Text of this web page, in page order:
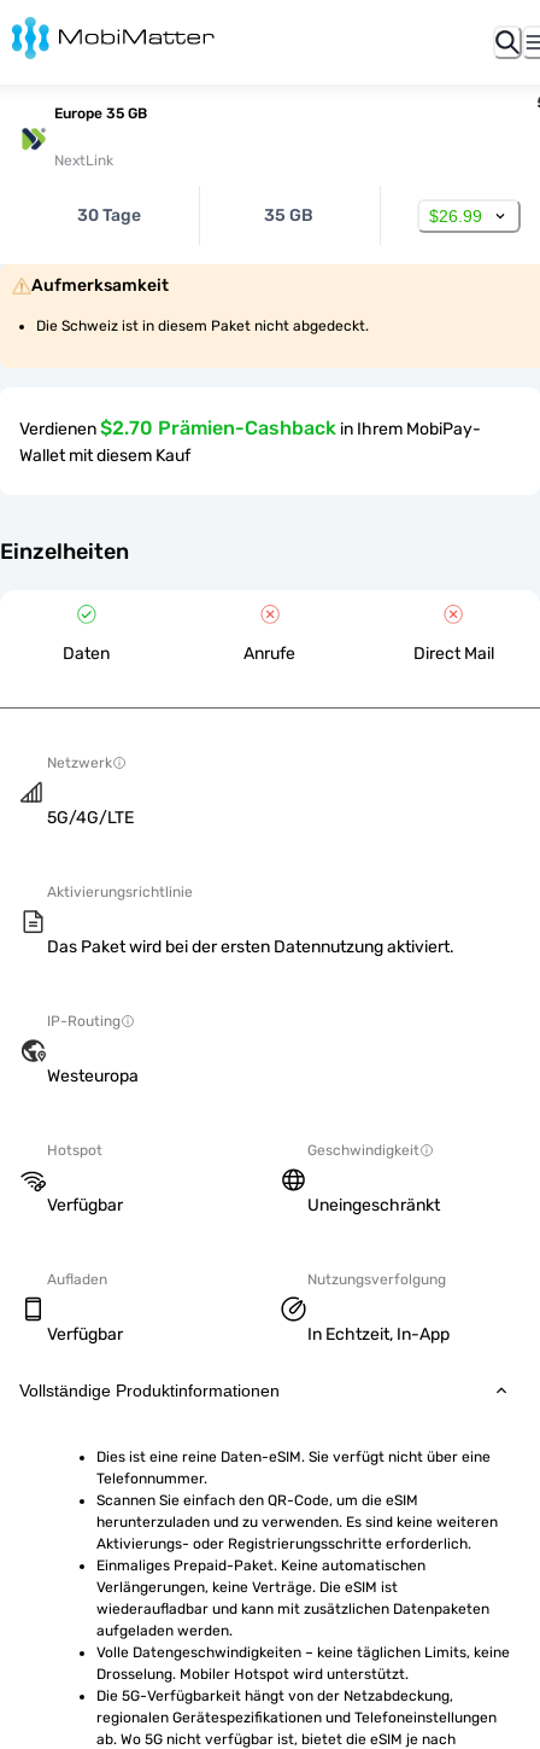
Europe 35 GB
NextLink
30 Tage 35 GB $26.99
Aufmerksamkeit
Die Schweiz ist in diesem Paket nicht abgedeckt.
Verdienen$2.70 Prämien-Cashback in Ihrem MobiPay-
Wallet mit diesem Kauf
Einzelheiten
Daten Anrufe Direct Mail
Netzwerk
5G/4G/LTE
Aktivierungsrichtlinie
Das Paket wird bei der ersten Datennutzung aktiviert.
IP-Routing
Westeuropa
Hotspot
Verfügbar
Geschwindigkeit
Uneingeschränkt
Aufladen
Verfügbar
Nutzungsverfolgung
In Echtzeit, In-App
Vollständige Produktinformationen
Dies ist eine reine Daten-eSIM. Sie verfügt nicht über eine
Telefonnummer.
Scannen Sie einfach den QR-Code, um die eSIM
herunterzuladen und zu verwenden. Es sind keine weiteren
Aktivierungs- oder Registrierungsschritte erforderlich.
Einmaliges Prepaid-Paket. Keine automatischen
Verlängerungen, keine Verträge. Die eSIM ist
wiederaufladbar und kann mit zusätzlichen Datenpaketen
aufgeladen werden.
Volle Datengeschwindigkeiten – keine täglichen Limits, keine
Drosselung. Mobiler Hotspot wird unterstützt.
Die 5G-Verfügbarkeit hängt von der Netzabdeckung,
regionalen Gerätespezifikationen und Telefoneinstellungen
ab. Wo 5G nicht verfügbar ist, bietet die eSIM je nach